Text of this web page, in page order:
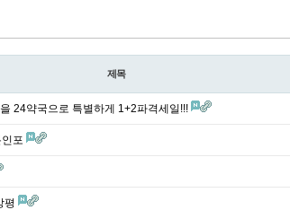
제목
24약국으로 특별하게 1+2파격세일!!!
포
평